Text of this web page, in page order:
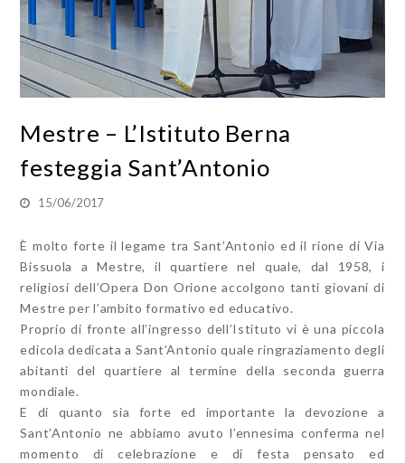
Mestre – L’Istituto Berna
festeggia Sant’Antonio
15/06/2017
È molto forte il legame tra Sant’Antonio ed il rione di Via
Bissuola a Mestre, il quartiere nel quale, dal 1958, i
religiosi dell’Opera Don Orione accolgono tanti giovani di
Mestre per l’ambito formativo ed educativo.
Proprio di fronte all’ingresso dell’Istituto vi è una piccola
edicola dedicata a Sant’Antonio quale ringraziamento degli
abitanti del quartiere al termine della seconda guerra
mondiale.
E di quanto sia forte ed importante la devozione a
Sant’Antonio ne abbiamo avuto l’ennesima conferma nel
momento di celebrazione e di festa pensato ed